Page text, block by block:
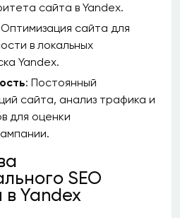
сайта в Yandex.
сайта для
в локальных
Yandex.
: Постоянный
сайта, анализ трафика и
для оценки
SEO
Yandex